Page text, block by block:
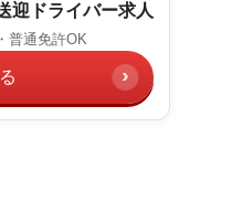
迎ドライバー求人
普通免許OK